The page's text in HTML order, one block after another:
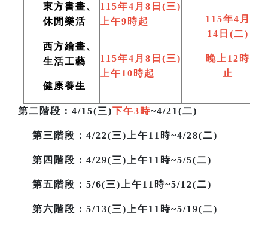
東方書畫、
休閒樂活
115年4月8日(三)
上午9時起
115年4月
14日(二)
晚上12時
止
西方繪畫、
生活工藝
健康養生
115年4月8日(三)
上午10時起
第二階段 ：4/15(三)下午3時~4/21(二)
第三階段 ：4/22(三)上午11時~4/28(二)
第四階段：4/29(三)上午11時~5/5(二)
第五階段：5/6(三)上午11時~5/12(二)
第六階段：5/13(三)上午11時~5/19(二)